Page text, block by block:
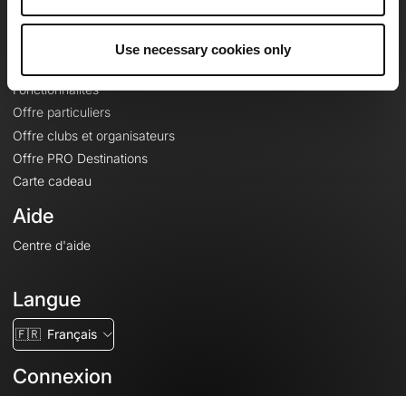
Use necessary cookies only
Fonctionnalités
Offre particuliers
Offre clubs et organisateurs
Offre PRO Destinations
Carte cadeau
Aide
Centre d'aide
Langue
🇫🇷 Français
Connexion